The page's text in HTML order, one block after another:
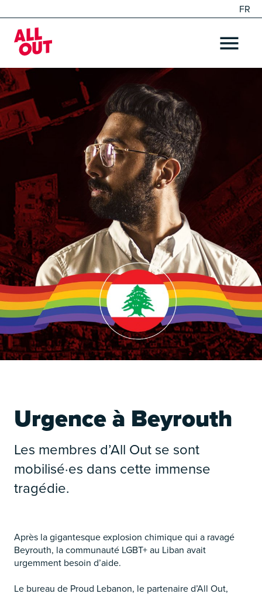
FR
Home
OPEN
Urgence à Beyrouth
Les membres d’All Out se sont
mobilisé·es dans cette immense
tragédie.
Après la gigantesque explosion chimique qui a ravagé
Beyrouth, la communauté LGBT+ au Liban avait
urgemment besoin d’aide.
Le bureau de Proud Lebanon, le partenaire d’All Out,